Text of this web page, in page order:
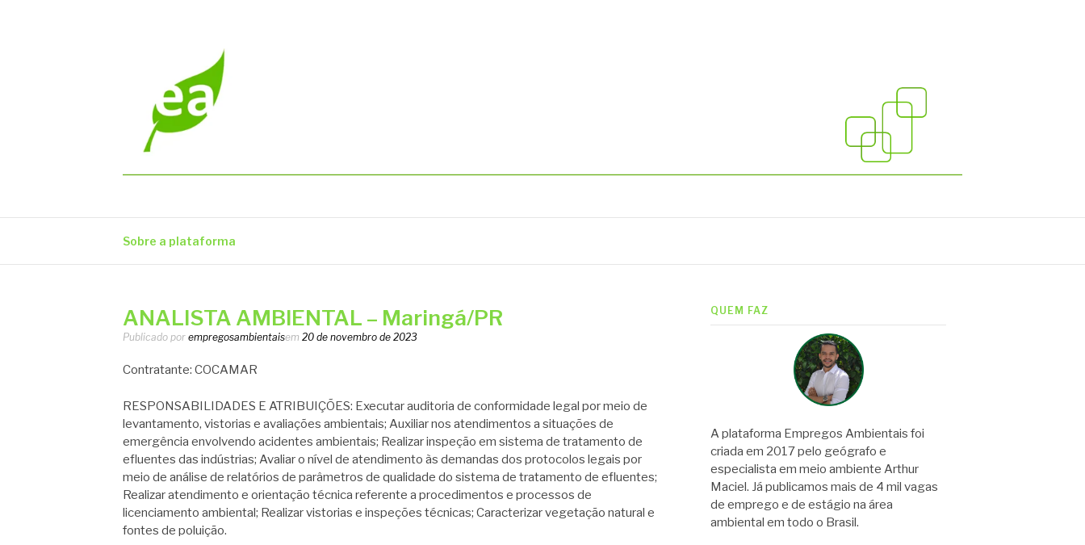
Sobre a plataforma
ANALISTA AMBIENTAL – Maringá/PR
Publicado por empregosambientaisem 20 de novembro de 2023
Contratante: COCAMAR
RESPONSABILIDADES E ATRIBUIÇÕES: Executar auditoria de conformidade legal por meio de
levantamento, vistorias e avaliações ambientais; Auxiliar nos atendimentos a situações de
emergência envolvendo acidentes ambientais; Realizar inspeção em sistema de tratamento de
efluentes das indústrias; Avaliar o nível de atendimento às demandas dos protocolos legais por
meio de análise de relatórios de parâmetros de qualidade do sistema de tratamento de efluentes;
Realizar atendimento e orientação técnica referente a procedimentos e processos de
licenciamento ambiental; Realizar vistorias e inspeções técnicas; Caracterizar vegetação natural e
fontes de poluição.
QUEM FAZ
A plataforma Empregos Ambientais foi
criada em 2017 pelo geógrafo e
especialista em meio ambiente Arthur
Maciel. Já publicamos mais de 4 mil vagas
de emprego e de estágio na área
ambiental em todo o Brasil.